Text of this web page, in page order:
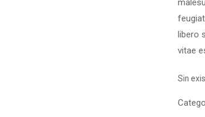
libero
vitae
Sin